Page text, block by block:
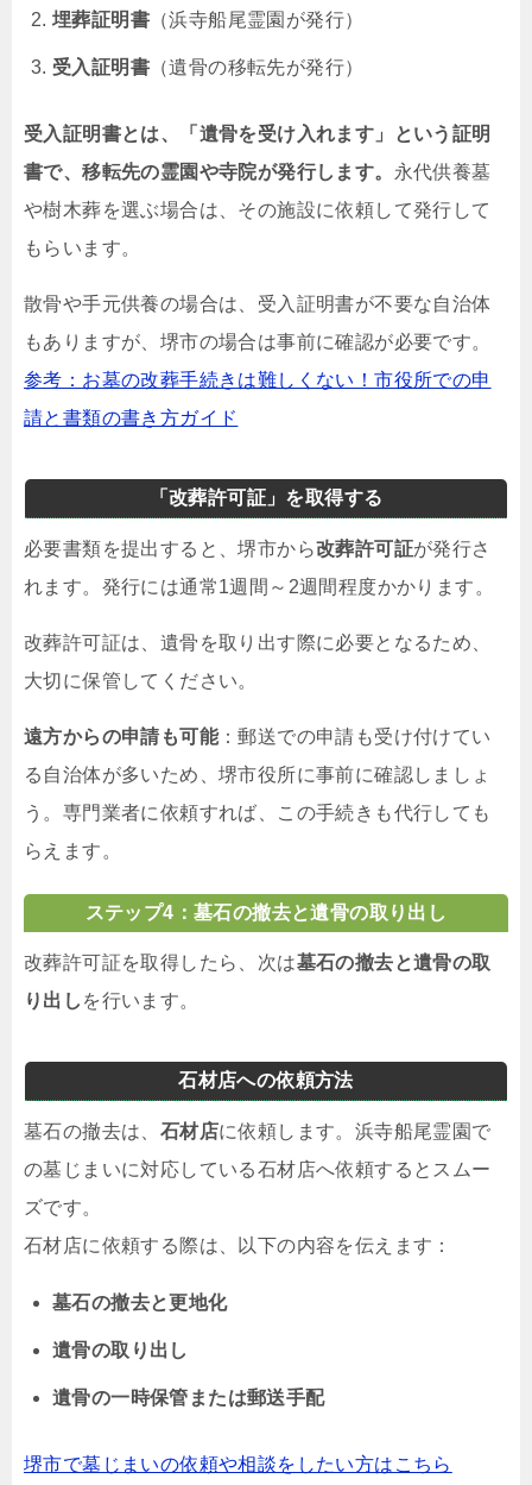
埋葬証明書 （浜寺船尾霊園が発行）
受入証明書 （遺骨の移転先が発行）
受入証明書とは、「遺骨を受け入れます」という証明
書で、移転先の霊園や寺院が発行します。 永代供養墓
や樹木葬を選ぶ場合は、その施設に依頼して発行して
もらいます。
散骨や手元供養の場合は、受入証明書が不要な自治体
もありますが、堺市の場合は事前に確認が必要です。
参考：お墓の改葬手続きは難しくない！市役所での申
請と書類の書き方ガイド
「改葬許可証」を取得する
必要書類を提出すると、堺市から改葬許可証が発行さ
れます。発行には通常1週間～2週間程度かかります。
改葬許可証は、遺骨を取り出す際に必要となるため、
大切に保管してください。
遠方からの申請も可能：郵送での申請も受け付けてい
る自治体が多いため、堺市役所に事前に確認しましょ
う。専門業者に依頼すれば、この手続きも代行しても
らえます。
ステップ4：墓石の撤去と遺骨の取り出し
改葬許可証を取得したら、次は墓石の撤去と遺骨の取
り出し を行います。
石材店への依頼方法
墓石の撤去は、 石材店に依頼します。浜寺船尾霊園で
の墓じまいに対応している石材店へ依頼するとスムー
ズです。
石材店に依頼する際は、以下の内容を伝えます：
墓石の撤去と更地化
遺骨の取り出し
遺骨の一時保管または郵送手配
堺市で墓じまいの依頼や相談をしたい方はこちら